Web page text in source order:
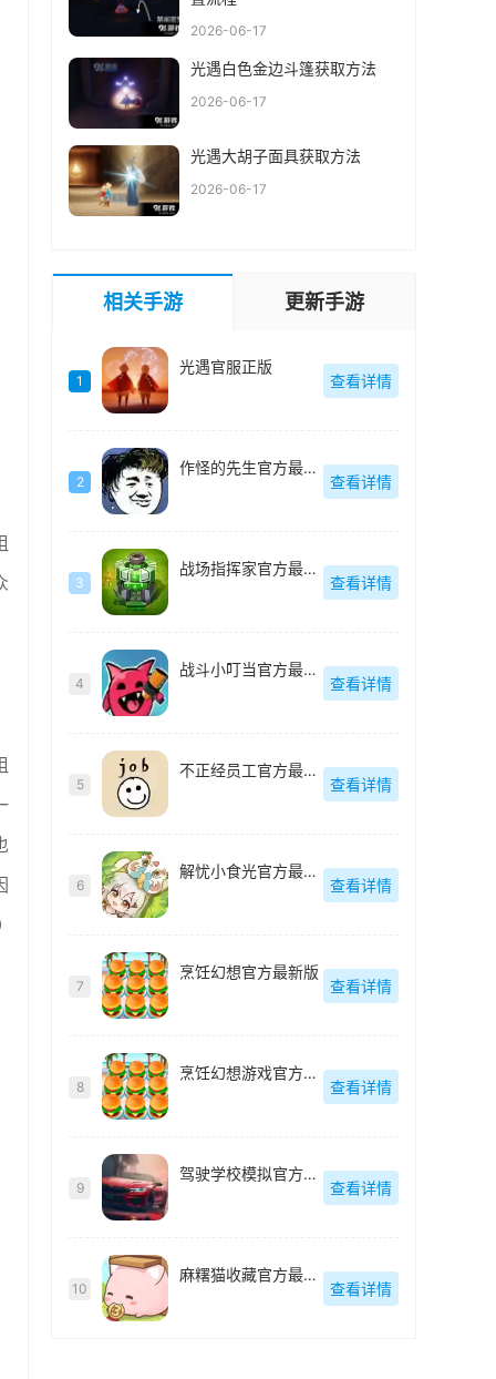
2026-06-17
光遇白色金边斗篷获取方法
2026-06-17
光遇大胡子面具获取方法
2026-06-17
相关手游 更新手游
1
光遇官服正版
查看详情
2
作怪的先生官方最新版
查看详情
3
战场指挥家官方最新版
查看详情
4
战斗小叮当官方最新版
查看详情
5
不正经员工官方最新版
查看详情
6
解忧小食光官方最新版
查看详情
7
烹饪幻想官方最新版
查看详情
8
烹饪幻想游戏官方最新版
查看详情
9
驾驶学校模拟官方最新版
查看详情
10
麻糬猫收藏官方最新版
查看详情